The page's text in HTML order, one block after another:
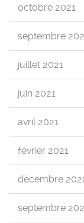
octobre 2021
septembre
juillet 2021
juin 2021
avril 2021
février 2021
décembre
septembre